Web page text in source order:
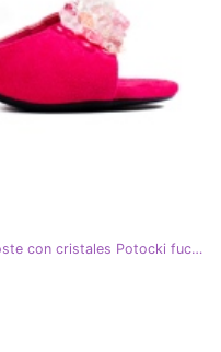
W. Potocki Sandalias de ante sobre poste con cristales Potocki fucsia rosa